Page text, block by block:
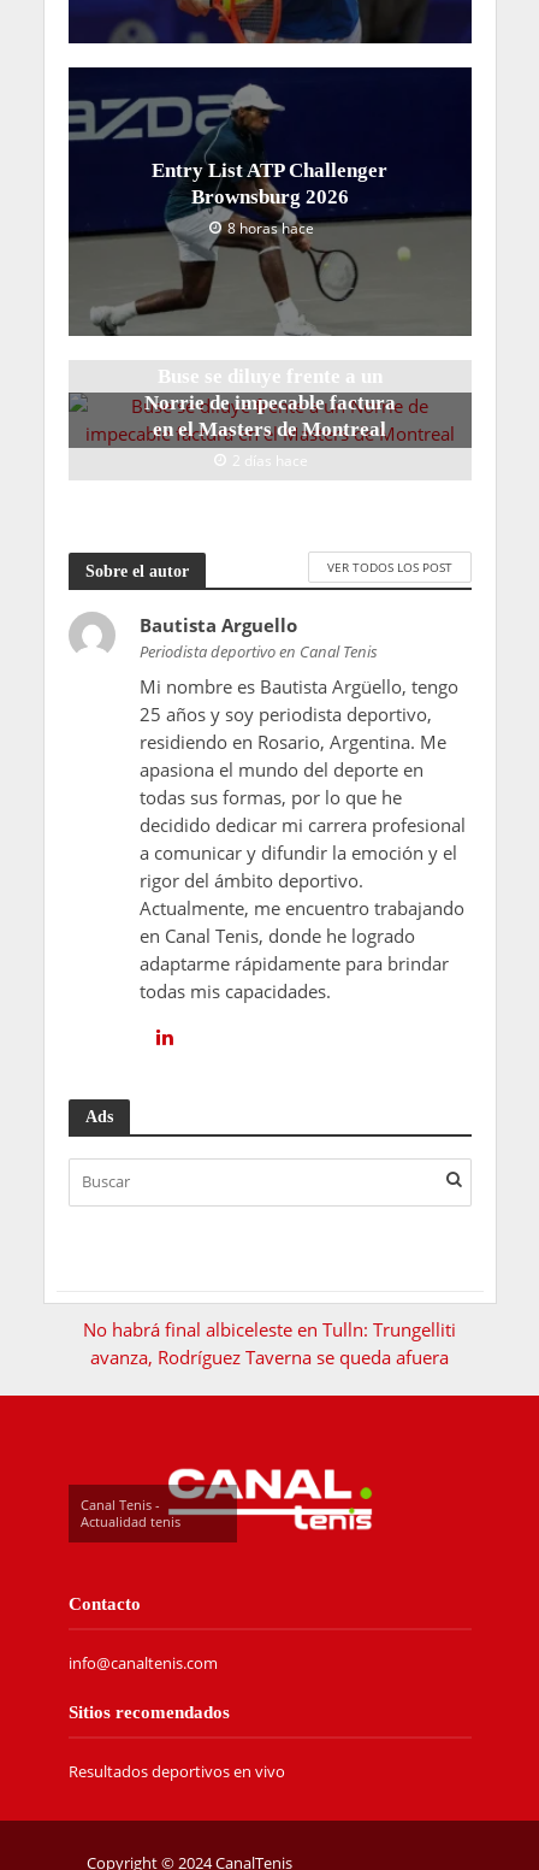
Entry List ATP Challenger
Brownsburg 2026
8 horas hace
Buse se diluye frente a un
Norrie de impecable factura
en el Masters de Montreal
2 días hace
Sobre el autor VER TODOS LOS POST
Bautista Arguello
Periodista deportivo en Canal Tenis
Mi nombre es Bautista Argüello, tengo
25 años y soy periodista deportivo,
residiendo en Rosario, Argentina. Me
apasiona el mundo del deporte en
todas sus formas, por lo que he
decidido dedicar mi carrera profesional
a comunicar y difundir la emoción y el
rigor del ámbito deportivo.
Actualmente, me encuentro trabajando
en Canal Tenis, donde he logrado
adaptarme rápidamente para brindar
todas mis capacidades.
Ads
No habrá final albiceleste en Tulln: Trungelliti
avanza, Rodríguez Taverna se queda afuera
Canal Tenis -
Actualidad tenis
Contacto
info@canaltenis.com
Sitios recomendados
Resultados deportivos en vivo
Copyright © 2024 CanalTenis